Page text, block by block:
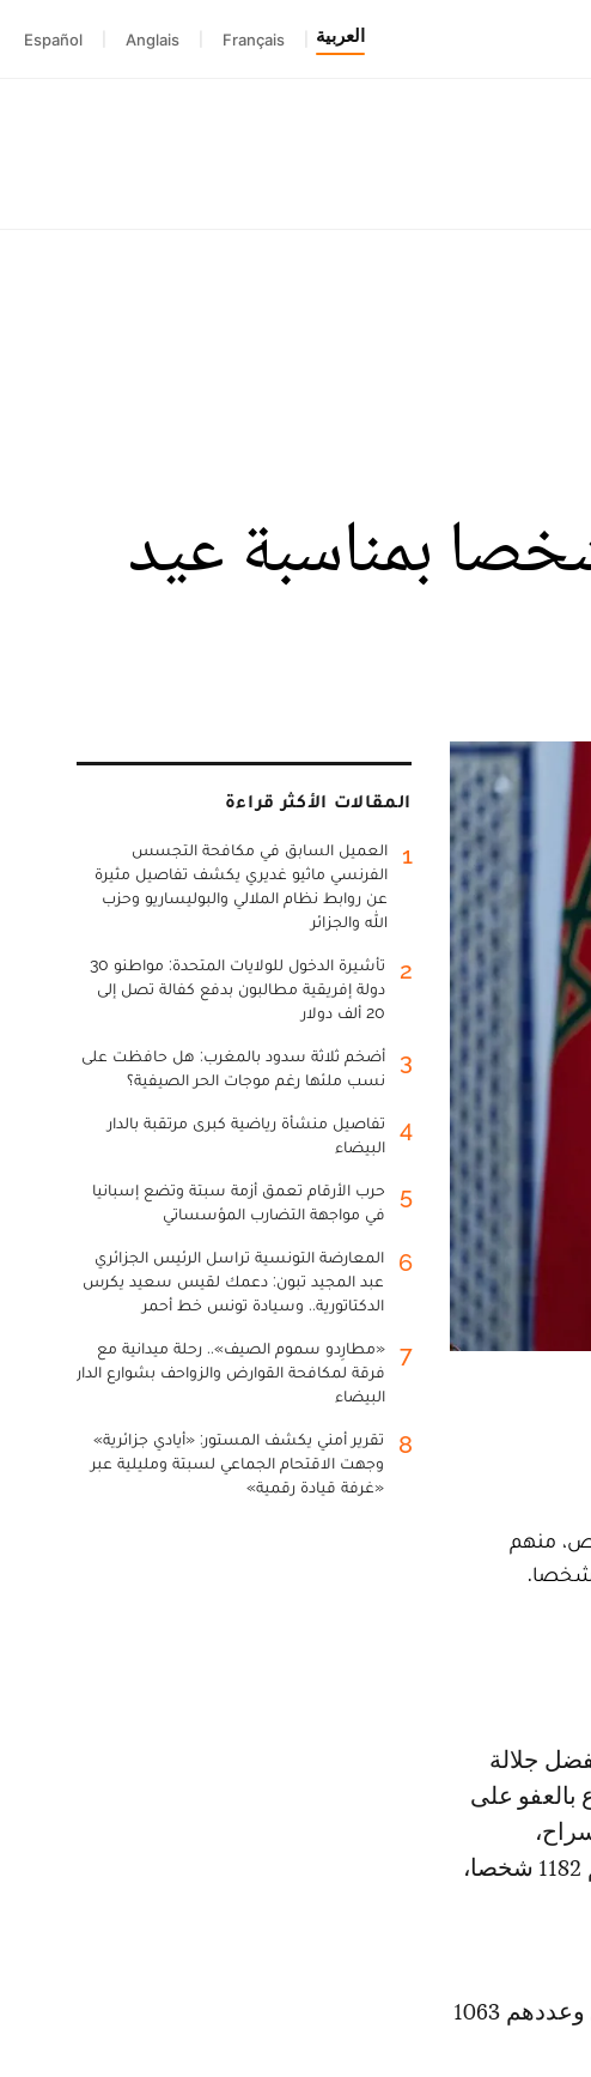
العربية Français
Anglais
Español
يصدر عفوه السامي على 1201 شخصا بمناسبة عيد
منهم
1447 هجرية 2026 ميلادية، تفضل جلالة
بالعفو على
المحكوم عليهم من طرف مختلف محاكم المملكة الشريفة وعددهم 1182 شخصا،
المستفيدون من العفو الملكي السامي الموجودون في حالة اعتقال وعددهم 1063
المقالات الأكثر قراءة
1
العميل السابق في مكافحة التجسس
الفرنسي ماثيو غديري يكشف تفاصيل مثيرة
عن روابط نظام الملالي والبوليساريو وحزب
الله والجزائر
2
تأشيرة الدخول للولايات المتحدة: مواطنو 30
دولة إفريقية مطالبون بدفع كفالة تصل إلى
20 ألف دولار
3
أضخم ثلاثة سدود بالمغرب: هل حافظت على
نسب ملئها رغم موجات الحر الصيفية؟
4
تفاصيل منشأة رياضية كبرى مرتقبة بالدار
البيضاء
5
حرب الأرقام تعمق أزمة سبتة وتضع إسبانيا
في مواجهة التضارب المؤسساتي
6
المعارضة التونسية تراسل الرئيس الجزائري
عبد المجيد تبون: دعمك لقيس سعيد يكرس
الدكتاتورية.. وسيادة تونس خط أحمر
7
«مطارِدو سموم الصيف».. رحلة ميدانية مع
فرقة لمكافحة القوارض والزواحف بشوارع الدار
البيضاء
8
تقرير أمني يكشف المستور: «أيادي جزائرية»
وجهت الاقتحام الجماعي لسبتة ومليلية عبر
«غرفة قيادة رقمية»